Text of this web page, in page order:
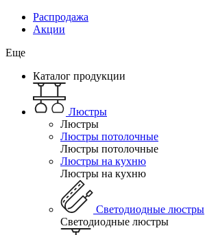
Распродажа
Акции
Еще
Каталог продукции
Люстры
Люстры
Люстры потолочные
Люстры потолочные
Люстры на кухню
Люстры на кухню
Светодиодные люстры
Светодиодные люстры